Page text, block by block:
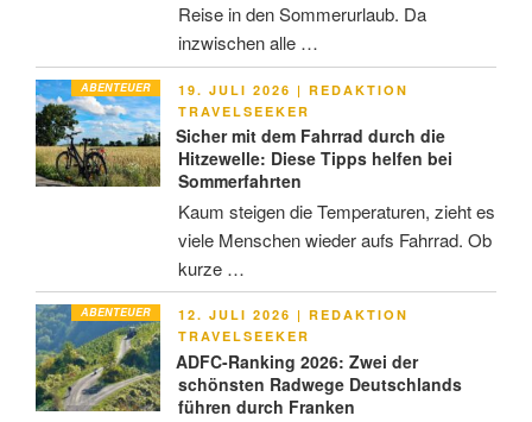
Reise in den Sommerurlaub. Da
inzwischen alle …
ABENTEUER
VERÖFFENTLICHT
AM
19. JULI 2026 | REDAKTION
TRAVELSEEKER
Sicher mit dem Fahrrad durch die
Hitzewelle: Diese Tipps helfen bei
Sommerfahrten
Kaum steigen die Temperaturen, zieht es
viele Menschen wieder aufs Fahrrad. Ob
kurze …
ABENTEUER
VERÖFFENTLICHT
AM
12. JULI 2026 | REDAKTION
TRAVELSEEKER
ADFC-Ranking 2026: Zwei der
schönsten Radwege Deutschlands
führen durch Franken